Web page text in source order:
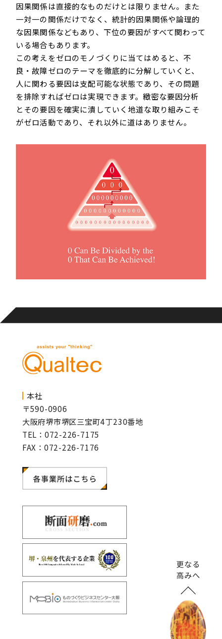
因果関係は直接的なものだけとは限りません。また
一対一の関係だけでなく、統計的因果関係や論理的
な因果関係などもあり、下位の要因がすべて関わって
いる場合もあります。
この考えをゼロのモノづくりに当てはめると、不
良・故障ゼロのテーマを徹底的に分解していくと、
人に関わる要因は支配可能な状態であり、その問題
を排除すればゼロは実現できます。緻密な要因分析
とその要因を確実に潰していく地道な取り組みこそ
がゼロ活動であり、それ以外に道はありません。
本社
〒590-0906
大阪府堺市堺区三宝町4丁230番地
TEL：072-226-7175
FAX：072-226-7176